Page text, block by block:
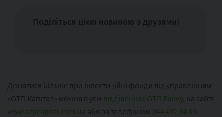
Поділіться цією новиною з друзями!
Дізнатися більше про інвестиційні фонди під управлінням
«ОТП Капітал» можна в усіх відділеннях ОТП Банку, на сайті
www.otpcapital.com.ua або за телефоном 044 492 34 69